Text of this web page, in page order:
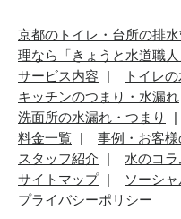
京都のトイレ・台所の排
理なら「きょうと水道職人
サービス内容
トイレ
キッチンのつまり・水漏れ
洗面所の水漏れ・つまり
料金一覧
事例・お客様
スタッフ紹介
水のコラ
サイトマップ
ソーシ
プライバシーポリシー